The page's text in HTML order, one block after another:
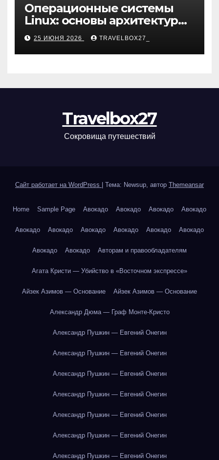
Операционные системы
Linux: основы архитектуры,
компоненты и области
применения
25 ИЮНЯ 2026 TRAVELBOX27_
Travelbox27
Сокровища путешествий
Сайт работает на WordPress | Тема: Newsup, автор Themeansar
Home Sample Page Авокадо Авокадо Авокадо Авокадо
Авокадо Авокадо Авокадо Авокадо Авокадо Авокадо
Авокадо Авокадо Авторам и правообладателям
Агата Кристи — Убийство в «Восточном экспрессе»
Айзек Азимов — Основание Айзек Азимов — Основание
Александр Дюма — Граф Монте-Кристо
Александр Пушкин — Евгений Онегин
Александр Пушкин — Евгений Онегин
Александр Пушкин — Евгений Онегин
Александр Пушкин — Евгений Онегин
Александр Пушкин — Евгений Онегин
Александр Пушкин — Евгений Онегин
Александр Пушкин — Евгений Онегин